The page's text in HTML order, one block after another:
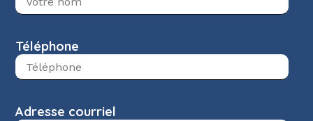
Téléphone
Adresse courriel